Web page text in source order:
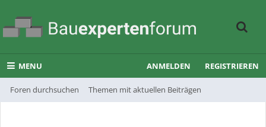
MENU
Foren durchsuchen Themen mit aktuellen Beiträgen
ANMELDEN REGISTRIEREN